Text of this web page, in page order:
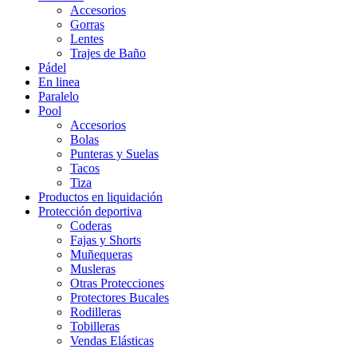
Accesorios
Gorras
Lentes
Trajes de Baño
Pádel
En linea
Paralelo
Pool
Accesorios
Bolas
Punteras y Suelas
Tacos
Tiza
Productos en liquidación
Protección deportiva
Coderas
Fajas y Shorts
Muñequeras
Musleras
Otras Protecciones
Protectores Bucales
Rodilleras
Tobilleras
Vendas Elásticas